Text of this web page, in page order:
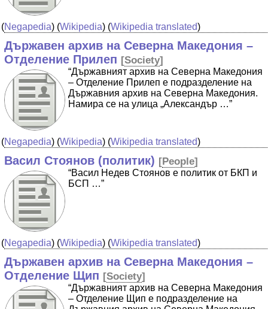
(Negapedia) (Wikipedia) (Wikipedia translated)
Държавен архив на Северна Македония –
Отделение Прилеп [Society]
“Държавният архив на Северна Македония
– Отделение Прилеп е подразделение на
Държавния архив на Северна Македония.
Намира се на улица „Александър …”
(Negapedia) (Wikipedia) (Wikipedia translated)
Васил Стоянов (политик) [People]
“Васил Недев Стоянов е политик от БКП и
БСП …”
(Negapedia) (Wikipedia) (Wikipedia translated)
Държавен архив на Северна Македония –
Отделение Щип [Society]
“Държавният архив на Северна Македония
– Отделение Щип е подразделение на